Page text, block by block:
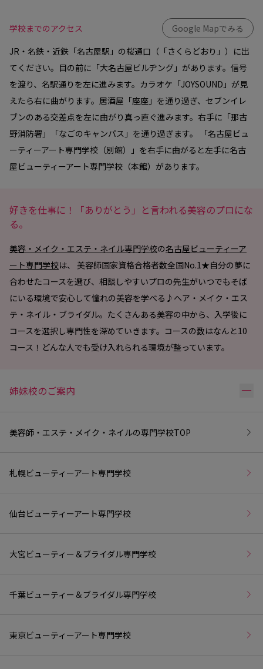
学校までのアクセス
Google Mapでみる
JR・名鉄・近鉄「名古屋駅」の桜通口（「さくらどおり」）に出
てください。目の前に「大名古屋ビルヂング」があります。信号
を渡り、名駅通りを左に進みます。カラオケ「JOYSOUND」が見
えたら右に曲がります。居酒屋「座座」を通り過ぎ、セブンイレ
ブンのある交差点を左に曲がり真っ直ぐ進みます。右手に「那古
野消防署」「なごのキャンパス」を通り過ぎます。 「名古屋ビュ
ーティーアート専門学校（別館）」を右手に曲がると左手に名古
屋ビューティーアート専門学校（本館）があります。
好きを仕事に！「ありがとう」と言われる美容のプロにな
る。
美容・メイク・エステ・ネイル専門学校の名古屋ビューティーア
ート専門学校は、 美容師国家資格合格者数全国No.1★自分の夢に
合わせたコースを選び、相談しやすいプロの先生がいつでもそば
にいる環境で安心して憧れの美容を学べる♪ヘア・メイク・エス
テ・ネイル・ブライダル。たくさんある美容の中から、入学後に
コースを選択し専門性を深めていきます。コースの数はなんと10
コース！どんな人でも受け入れられる環境が整っています。
姉妹校のご案内 リ
美容師・エステ・メイク・ネイルの専門学校TOP
札幌ビューティーアート専門学校
仙台ビューティーアート専門学校
大宮ビューティー＆ブライダル専門学校
千葉ビューティー＆ブライダル専門学校
東京ビューティーアート専門学校